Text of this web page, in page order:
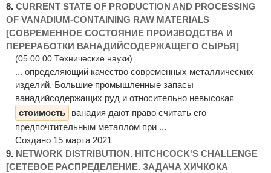
8. CURRENT STATE OF PRODUCTION AND PROCESSING
OF VANADIUM-CONTAINING RAW MATERIALS
[СОВРЕМЕННОЕ СОСТОЯНИЕ ПРОИЗВОДСТВА И
ПЕРЕРАБОТКИ ВАНАДИЙСОДЕРЖАЩЕГО СЫРЬЯ]
(05.00.00 Технические науки)
... определяющий качество современных металлических
изделий. Большие промышленные запасы
ванадийсодержащих руд и относительно невысокая
стоимость
ванадия дают право считать его
предпочтительным металлом при ...
Создано 15 марта 2021
9. NETWORK DISTRIBUTION. HITCHCOCK'S CHALLENGE
[СЕТЕВОЕ РАСПРЕДЕЛЕНИЕ. ЗАДАЧА ХИЧКОКА